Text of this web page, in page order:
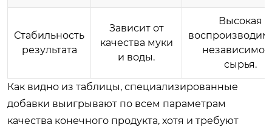
Стабильность
результата
Зависит от
качества муки
и воды.
Высокая
независимо
сырья.
Как видно из таблицы, специализированные
добавки выигрывают по всем параметрам
качества конечного продукта, хотя и требуют